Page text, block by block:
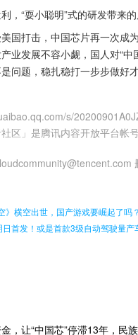
，“耍小聪明”式的研发带来
国打击，中国芯片再一次成
业发展不容小觑，国人对“
问题，稳扎稳打一步步做好
s/
区」是腾讯内容开放平台帐
》横空出世，国产游戏要崛起了吗？
首发！或是首款3级自动驾驶量产
，让“中国芯”停滞13年，民